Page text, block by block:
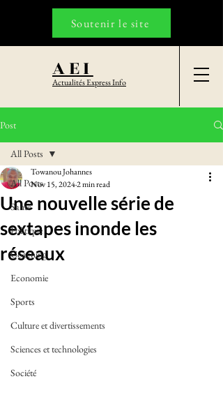
AEI
Actualités Express Info
Soutenir le site
Post
All Posts
Santé
Politique
Coaching
Economie
Sports
Culture et divertissements
Sciences et technologies
Société
All Posts
Une nouvelle série de
sextapes inonde les
réseaux
Towanou Johannes
Nov 15, 20242 min read